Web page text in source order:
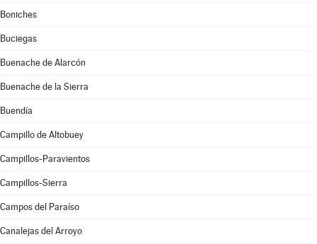
Boniches
Buciegas
Buenache de Alarcón
Buenache de la Sierra
Buendía
Campillo de Altobuey
Campillos-Paravientos
Campillos-Sierra
Campos del Paraíso
Canalejas del Arroyo